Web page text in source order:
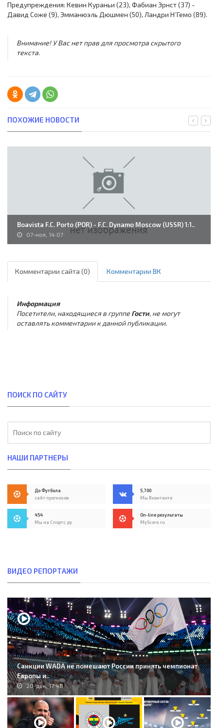
Предупреждения: Кевин Кураньи (23), Фабиан Эрнст (37) -
Давид Соже (9), Эмманюэль Дюшмен (50), Ландри Н´Гемо (89).
Внимание! У Вас нет прав для просмотра скрытого
текста.
ПОХОЖИЕ НОВОСТИ
Boavista F.C. Porto (POR) - F.C. Dynamo Moscow (USSR) 1:1..
07-ноя, 14:07
Комментарии сайта (0) Комментарии ВК
Информация
Посетители, находящиеся в группе Гости, не могут
оставлять комментарии к данной публикации.
ПОИСК ПО САЙТУ
НАШИ ПАРТНЕРЫ
До Футбола
сайт прогнозов
5,700
Мы Вконтакте
454
Мы на Спортс.ру
On-line результаты
MyScore.ru
ВИДЕО РЕПОРТАЖИ
Санкции WADA не помешают России принять чемпионат
Европы и..
20-дек, 17:48